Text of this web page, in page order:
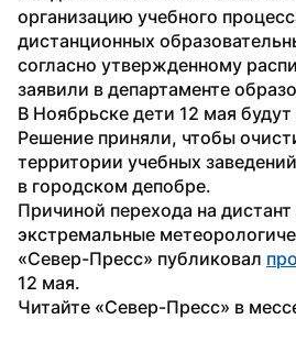
организацию учебного
дистанционных
согласно утвержденному
заявили в департаменте
В Ноябрьске дети 12 мая будут
Решение приняли, чтобы
территории учебных
в городском депобре.
Причиной перехода на дистант
экстремальные
«Север-Пресс» публиковал
12 мая.
Читайте «Север-Пресс» в